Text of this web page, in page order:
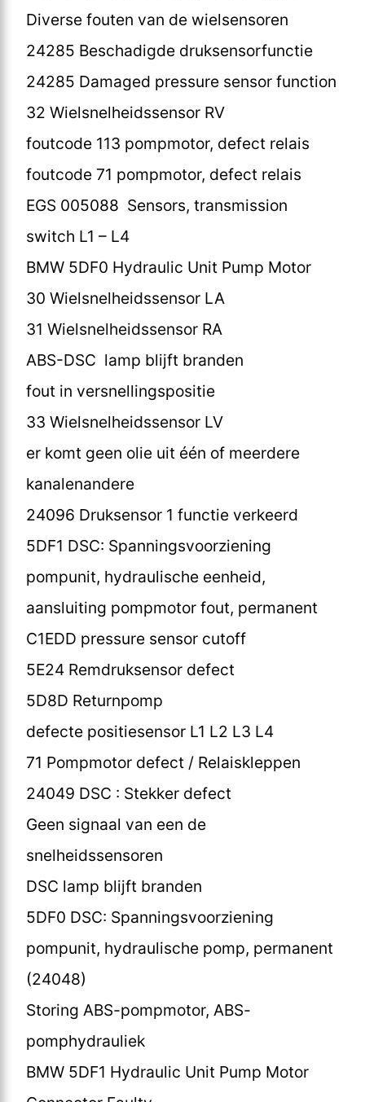
Diverse fouten van de wielsensoren
24285 Beschadigde druksensorfunctie
24285 Damaged pressure sensor function
32 Wielsnelheidssensor RV
foutcode 113 pompmotor, defect relais
foutcode 71 pompmotor, defect relais
EGS 005088 Sensors, transmission
switch L1 – L4
BMW 5DF0 Hydraulic Unit Pump Motor
30 Wielsnelheidssensor LA
31 Wielsnelheidssensor RA
ABS-DSC lamp blijft branden
fout in versnellingspositie
33 Wielsnelheidssensor LV
er komt geen olie uit één of meerdere
kanalenandere
24096 Druksensor 1 functie verkeerd
5DF1 DSC: Spanningsvoorziening
pompunit, hydraulische eenheid,
aansluiting pompmotor fout, permanent
C1EDD pressure sensor cutoff
5E24 Remdruksensor defect
5D8D Returnpomp
defecte positiesensor L1 L2 L3 L4
71 Pompmotor defect / Relaiskleppen
24049 DSC : Stekker defect
Geen signaal van een de
snelheidssensoren
DSC lamp blijft branden
5DF0 DSC: Spanningsvoorziening
pompunit, hydraulische pomp, permanent
(24048)
Storing ABS-pompmotor, ABS-
pomphydrauliek
BMW 5DF1 Hydraulic Unit Pump Motor